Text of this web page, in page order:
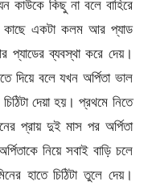
কিছু না বলে বাহিরে
কাছে একটা কলম আর প্যাড
ব্যবস্থা করে দেয়।
দিয়ে বলে যখন অর্পিতা ভাল
দেয়া হয়। প্রথমে নিতে
প্রায় দুই মাস পর অর্পিতা
নিয়ে সবাই বাড়ি চলে
হাতে চিঠিটা তুলে দেয়।